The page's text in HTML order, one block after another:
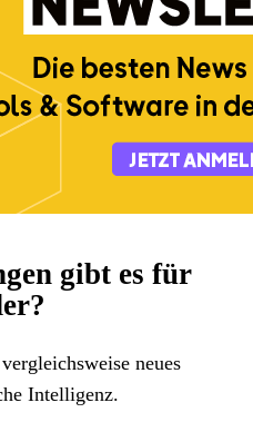
gibt es für
neues
Intelligenz.